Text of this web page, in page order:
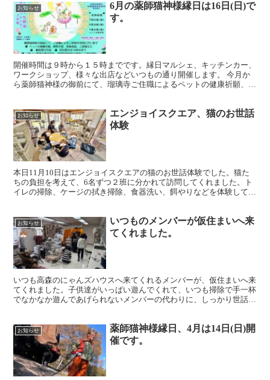
お知らせ
6月の薬師猫神様縁日は16日(日)で
す。
開催時間は９時から１５時までです。縁日マルシェ、キッチンカー、
ワークショップ、様々な出店などいつもの通り開催します。 今月か
ら薬師猫神様の御前にて、瑠璃寺ご住職によるペットの健康祈願、病
お知らせ
エンジョイスクエア、猫のお世話
体験
本日11月10日はエンジョイスクエアの猫のお世話体験でした。猫た
ちの負担を考えて、6名ずつ２班に分かれて訪問してくれました。ト
イレの掃除、ケージの拭き掃除、食器洗い、餌やりなどを体験しても
お知らせ
いつものメンバーが仮住まいへ来
てくれました。
いつも高森のにゃんズハウスへ来てくれるメンバーが、仮住まいへ来
てくれました。子供達がいっぱい遊んでくれて、いつも掃除で手一杯
でなかなか遊んであげられないメンバーの代わりに、しっかり世話を
お知らせ
薬師猫神様縁日、4月は14日(日)開
催です。